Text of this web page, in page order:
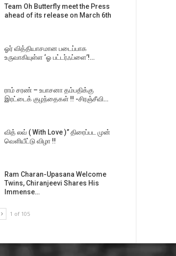
Team Oh Butterfly meet the Press
ahead of its release on March 6th
ஓர் வித்தியாசமான படைப்பாக
உருவாகியுள்ள ‘ஓ பட்டர்ஃப்ளை’!…
ராம் சரண் – உபாசனா தம்பதிக்கு
இரட்டைக் குழந்தைகள் !! -சிரஞ்சீவி…
வித் லவ் ( With Love )” திரைப்பட முன்
வெளியீட்டு விழா !!
Ram Charan-Upasana Welcome
Twins, Chiranjeevi Shares His
Immense…
1 of 105